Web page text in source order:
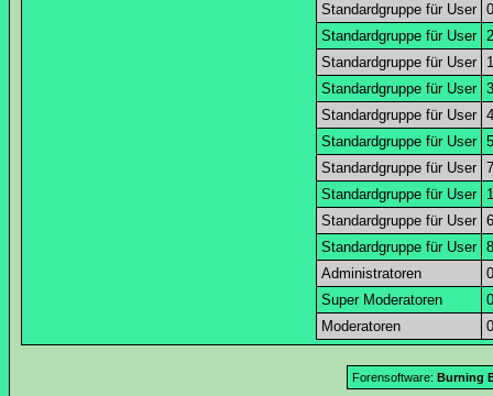
Standardgruppe für User 0
Standardgruppe für User
Standardgruppe für User
Standardgruppe für User
Standardgruppe für User
Standardgruppe für User
Standardgruppe für User
Standardgruppe für User
Standardgruppe für User
Standardgruppe für User
Administratoren
0
Super Moderatoren
0
Moderatoren
0
Forensoftware: Burning